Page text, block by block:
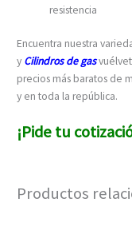
resistencia
Encuentra nuestra
y Cilindros de gas
precios más baratos de
y en toda la república.
¡Pide tu
Productos